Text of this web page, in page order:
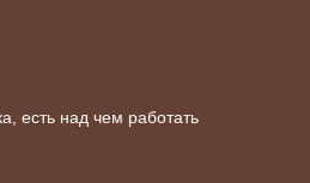
есть над чем работать